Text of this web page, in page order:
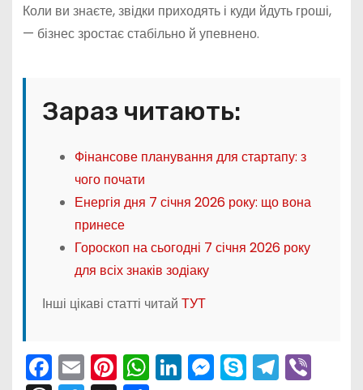
Коли ви знаєте, звідки приходять і куди йдуть гроші,
— бізнес зростає стабільно й упевнено.
Зараз читають:
Фінансове планування для стартапу: з
чого почати
Енергія дня 7 січня 2026 року: що вона
принесе
Гороскоп на сьогодні 7 січня 2026 року
для всіх знаків зодіаку
Інші цікаві статті читай ТУТ
F E Pi W Li M S T Vi